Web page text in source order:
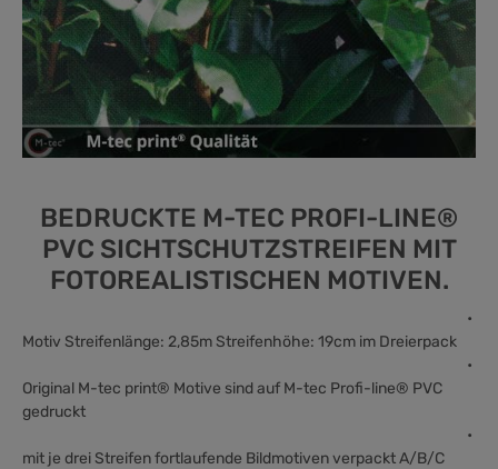
BEDRUCKTE M-TEC PROFI-LINE®
PVC SICHTSCHUTZSTREIFEN MIT
FOTOREALISTISCHEN MOTIVEN.
•
Motiv Streifenlänge: 2,85m Streifenhöhe: 19cm im Dreierpack
•
Original M-tec print® Motive sind auf M-tec Profi-line® PVC
gedruckt
•
mit je drei Streifen fortlaufende Bildmotiven verpackt A/B/C